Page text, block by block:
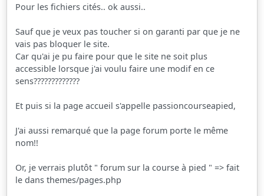
Pour les fichiers cités.. ok aussi..
Sauf que je veux pas toucher si on garanti par que je ne
vais pas bloquer le site.
Car qu'ai je pu faire pour que le site ne soit plus
accessible lorsque j'ai voulu faire une modif en ce
sens?????????????
Et puis si la page accueil s'appelle passioncourseapied,
J'ai aussi remarqué que la page forum porte le même
nom!!
Or, je verrais plutôt " forum sur la course à pied "=> fait
le dans themes/pages.php